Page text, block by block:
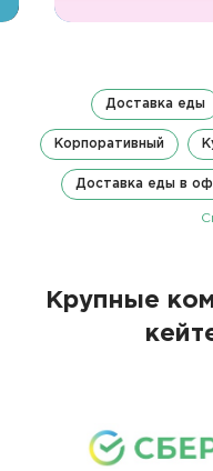
Доставка еды
Корпоративный
Доставка еды в
Крупные